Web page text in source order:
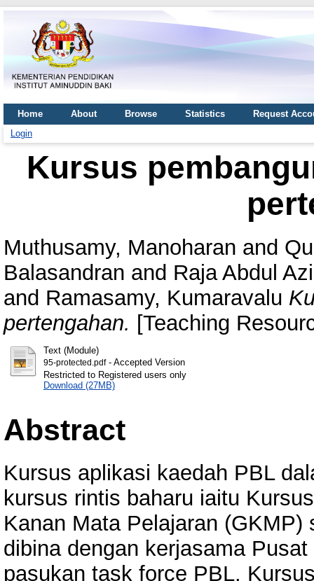
Home About Browse Statistics
Request
Login
Kursus
Muthusamy, Manoharan and
Balasandran and Raja Abdul
and Ramasamy, Kumaravalu
pertengahan. [Teaching
Text (Module)
95-protected.pdf- Accepted Version
Restricted to Registered users only
Download (27MB)
Abstract
Kursus aplikasi kaedah PBL
kursus rintis baharu iaitu
Kanan Mata Pelajaran
dibina dengan kerjasama
pasukan task force PBL.